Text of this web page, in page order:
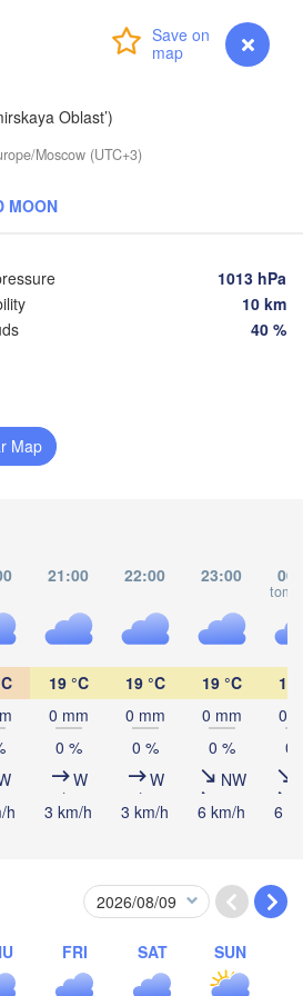
myVentusky Forecast
Oblast’)
Moscow (UTC+3)
MOON
1013 hPa
10 km
40 %
Map
21:00 22:00 23:00
h
19 °C
0 mm
0 %
W
3 km/h
19 °C
0 mm
0 %
W
3 km/h
19 °C
0 mm
0 %
NW
6 km/h
18
0
0
6
FRI SAT SUN
Уфа
(Ufa)
(Orenburg)
Стерлитамак
(Sterlitamak)
Орск
Златоуст
Магнитогорск
(Magnitogorsk)